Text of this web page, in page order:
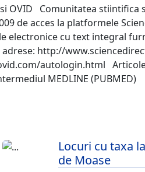
si OVID Comunitatea
de acces la platformele
electronice cu text integral
http://
autologin.html
MEDLINE (PUBMED)
Locuri cu taxa
de Moase